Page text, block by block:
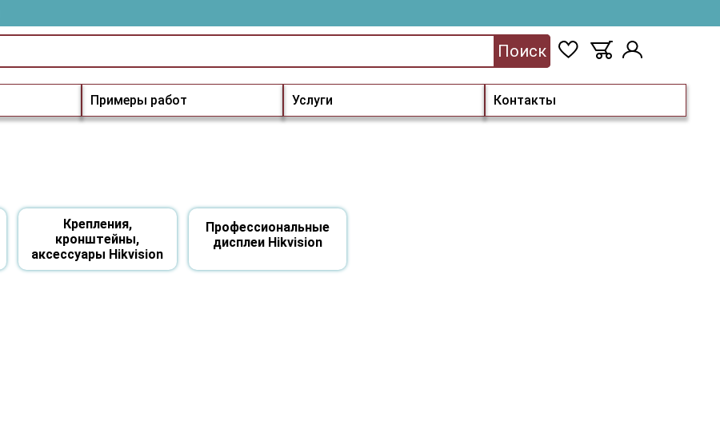
Примеры работ Услуги Контакты
Поиск
Крепления,
кронштейны,
аксессуары Hikvision
Профессиональные
дисплеи Hikvision